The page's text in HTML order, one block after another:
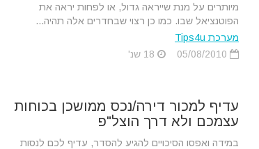
מיותרים על מנת שייראה גדול, או לפחות יראה את
הפוטנציאל שבו. כמו כן רצוי שבחדרים אלה תהיה...
מערכת Tips4u
עדיף למכור דירה/נכס ממושכן בכוחות
עצמכם ולא דרך הוצל"פ
במידה ואפסו הסיכויים להגיע להסדר, עדיף לכם לנסות